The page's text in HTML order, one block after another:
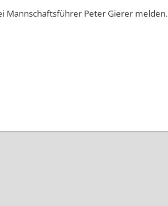
Mannschaftsführer Peter Gierer melden.